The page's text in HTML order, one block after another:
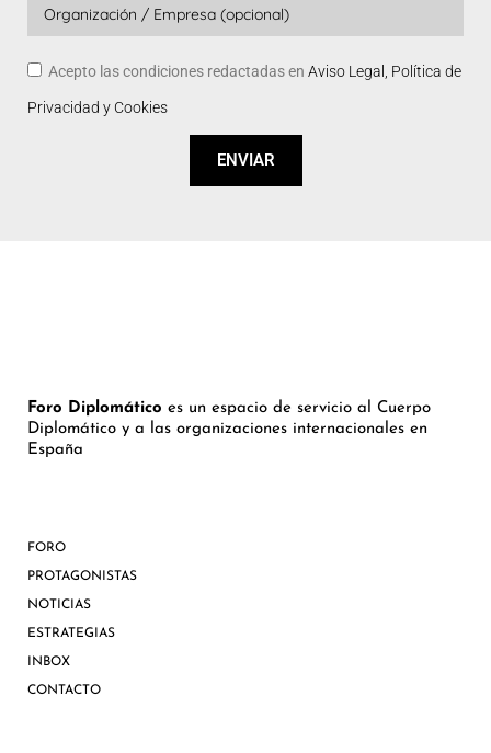
Acepto las condiciones redactadas en Aviso Legal, Política de
Privacidad y Cookies
ENVIAR
Foro Diplomático es un espacio de servicio al Cuerpo
Diplomático y a las organizaciones internacionales en
España
FORO
PROTAGONISTAS
NOTICIAS
ESTRATEGIAS
INBOX
CONTACTO